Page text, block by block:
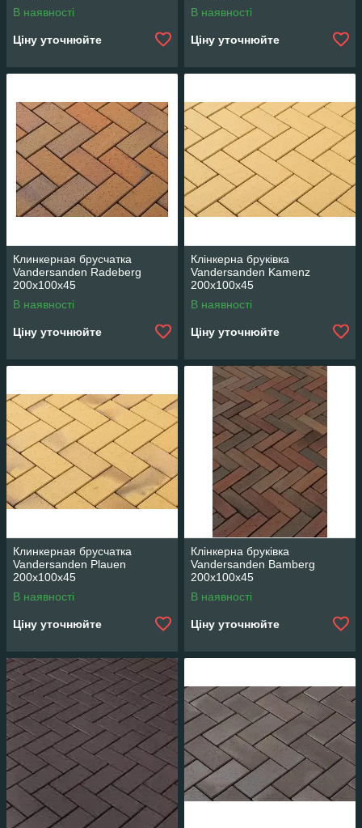
В наявності
Ціну уточнюйте
В наявності
Ціну уточнюйте
Клинкерная брусчатка
Vandersanden Radeberg
200x100x45
В наявності
Ціну уточнюйте
Клінкерна бруківка
Vandersanden Kamenz
200x100x45
В наявності
Ціну уточнюйте
Клинкерная брусчатка
Vandersanden Plauen
200x100x45
В наявності
Ціну уточнюйте
Клінкерна бруківка
Vandersanden Bamberg
200x100x45
В наявності
Ціну уточнюйте